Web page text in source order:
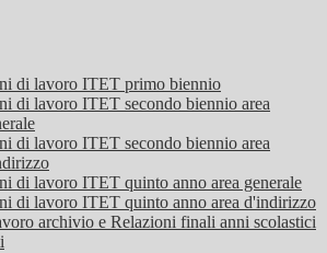
di lavoro ITET primo biennio
di lavoro ITET secondo biennio area
di lavoro ITET secondo biennio area
di lavoro ITET quinto anno area generale
di lavoro ITET quinto anno area d'indirizzo
archivio e Relazioni finali anni scolastici